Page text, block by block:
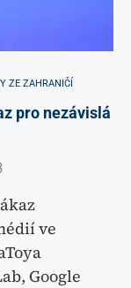
ZE ZAHRANIČÍ
pro nezávislá
ve
Google